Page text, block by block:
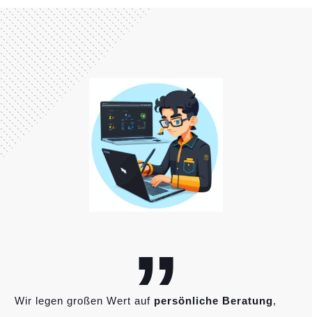
„
Wir legen großen Wert auf persönliche Beratung,